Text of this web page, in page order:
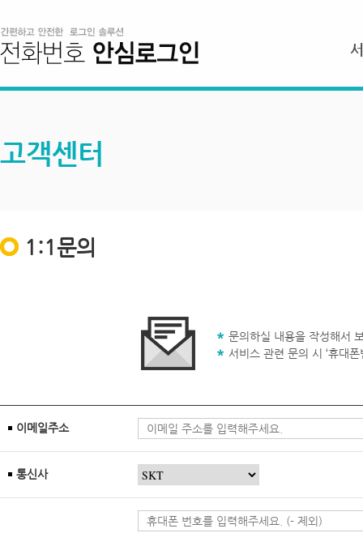
고객센터
1:1문의
문의하실 내용을 작성해서
서비스 관련 문의 시 ‘휴대
이메일주소
통신사